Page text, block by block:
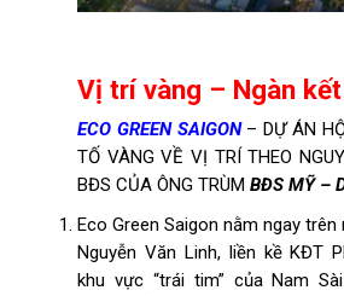
Vị trí vàng – Ngàn
ECO GREEN SAIGON– DỰ ÁN
TỐ VÀNG VỀ VỊ TRÍ THEO
BĐS CỦA ÔNG TRÙM BĐS MỸ –
Eco Green Saigon nằm ngay
Nguyễn Văn Linh, liền kề KĐT
khu vực “trái tim” của Nam